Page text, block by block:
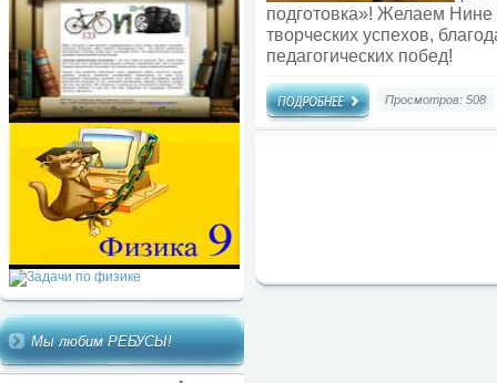
Мы любим РЕБУСЫ!
подготовка»! Желаем Нине
творческих успехов,
педагогических побед!
Просмотров: 508